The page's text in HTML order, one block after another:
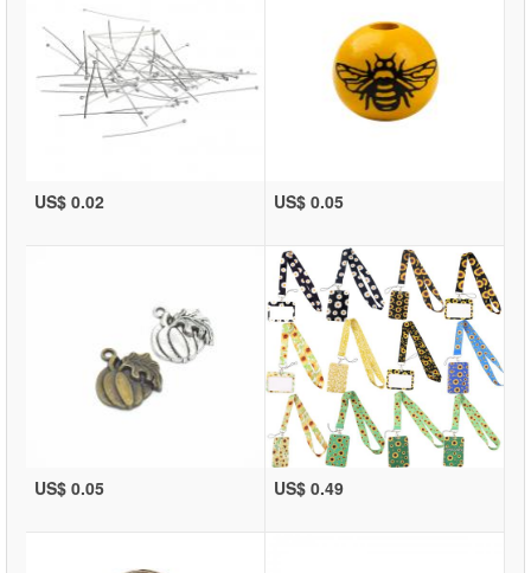
US$ 0.02 US$ 0.05
US$ 0.05 US$ 0.49